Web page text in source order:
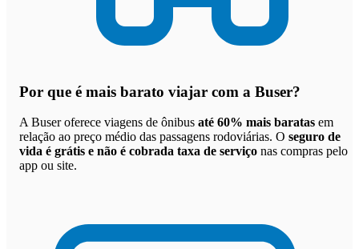
Por que é mais barato viajar com a Buser?
A Buser oferece viagens de ônibus até 60% mais baratas em
relação ao preço médio das passagens rodoviárias. O seguro de
vida é grátis e não é cobrada taxa de serviço nas compras pelo
app ou site.